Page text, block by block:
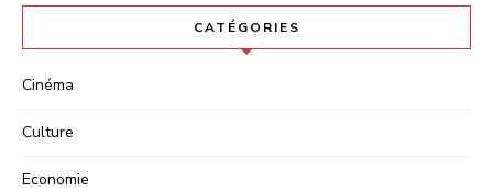
CATÉGORIES
Cinéma
Culture
Economie